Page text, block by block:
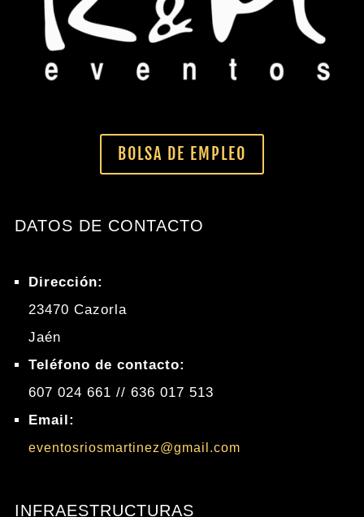
BOLSA DE EMPLEO
DATOS DE CONTACTO
Dirección:
23470 Cazorla
Jaén
Teléfono de contacto:
607 024 661 // 636 017 513
Email:
eventosriosmartinez@gmail.com
INFRAESTRUCTURAS